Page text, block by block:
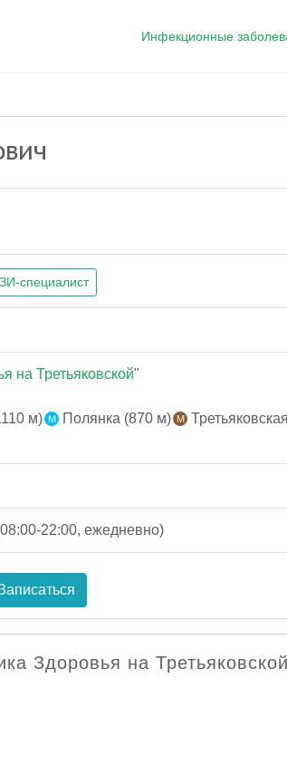
Инфекционные
специалист
на Третьяковской"
м) Полянка (870 м)
22:00, ежедневно)
Здоровья на